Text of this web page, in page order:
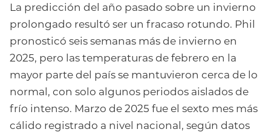
La predicción del año pasado sobre un invierno
prolongado resultó ser un fracaso rotundo. Phil
pronosticó seis semanas más de invierno en
2025, pero las temperaturas de febrero en la
mayor parte del país se mantuvieron cerca de lo
normal, con solo algunos periodos aislados de
frío intenso. Marzo de 2025 fue el sexto mes más
cálido registrado a nivel nacional, según datos